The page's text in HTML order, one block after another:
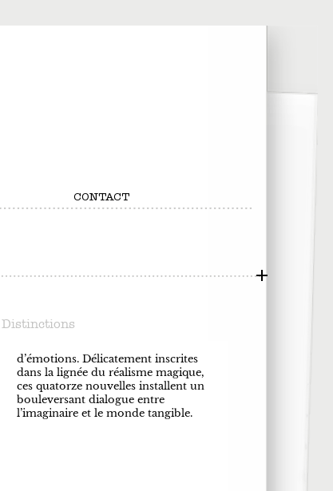
CONTACT
Distinctions
d’émotions. Délicatement inscrites
dans la lignée du réalisme magique,
ces quatorze nouvelles installent un
bouleversant dialogue entre
l’imaginaire et le monde tangible.